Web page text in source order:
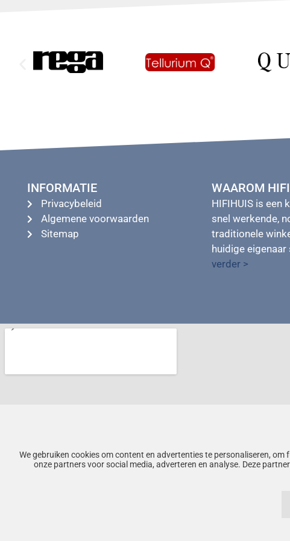
INFORMATIE
Privacybeleid
Algemene voorwaarden
Sitemap
WAAROM
HIFIHUIS is een
snel werkende,
traditionele
huidige
verder >
We gebruiken cookies om content en advertenties te personaliseren,
onze partners voor social media, adverteren en analyse. Deze